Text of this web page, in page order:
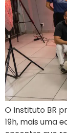
O Instituto BR
19h, mais uma